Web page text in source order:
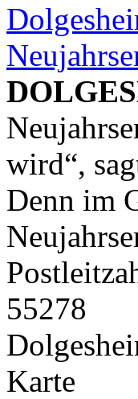
wird“,
Denn im
55278
Karte